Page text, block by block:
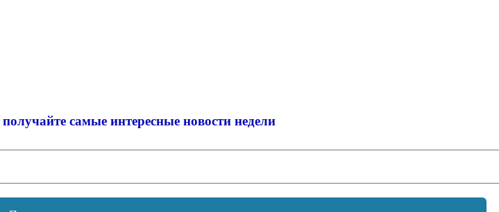
получайте самые интересные новости недели